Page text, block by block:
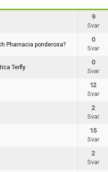
9
Svar
Pharnacia ponderosa?
0
Svar
Terfly
0
Svar
12
Svar
2
Svar
15
Svar
2
Svar